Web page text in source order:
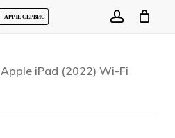
Apple iPad (2022) Wi-Fi